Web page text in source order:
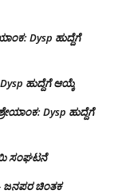
Dysp ಹುದ್ದೆಗೆ
ಹುದ್ದೆಗೆ ಆಯ್ಕೆ
Dysp ಹುದ್ದೆಗೆ
ಸಂಘಟನೆ
ಜನಪರ ಚಿಂತಕ